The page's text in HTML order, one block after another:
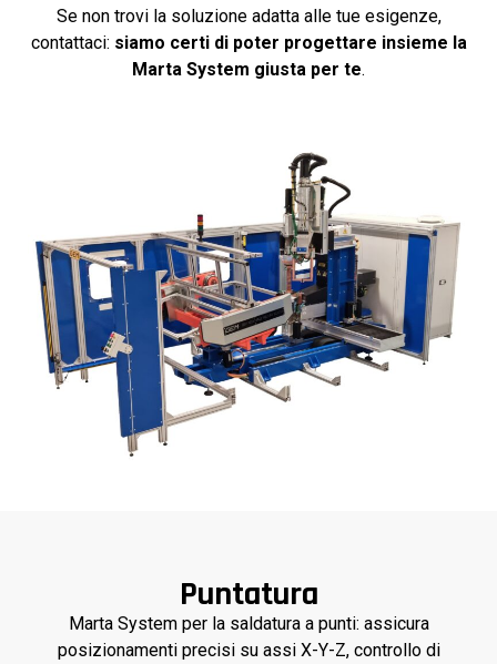
Se non trovi la soluzione adatta alle tue esigenze,
contattaci: siamo certi di poter progettare insieme la
Marta System giusta per te.
Puntatura
Marta System per la saldatura a punti: assicura
posizionamenti precisi su assi X-Y-Z, controllo di